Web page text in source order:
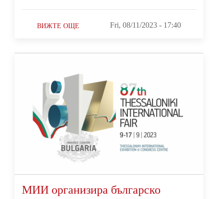
ВИЖТЕ ОЩЕ Fri, 08/11/2023 - 17:40
МИИ организира българско